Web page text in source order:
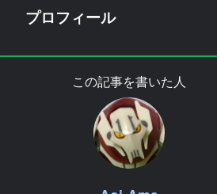
プロフィール
この記事を書いた人